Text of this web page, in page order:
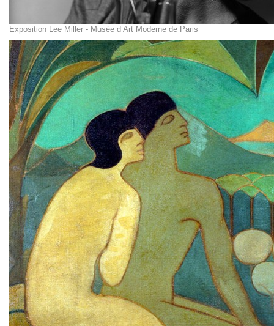
Exposition Lee Miller - Musée d’Art Moderne de Paris